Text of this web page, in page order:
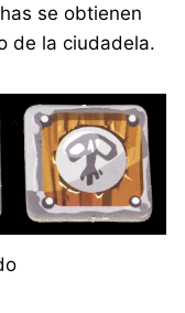
se obtienen
de la ciudadela.